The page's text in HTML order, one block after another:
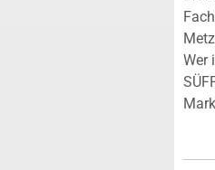
Wer